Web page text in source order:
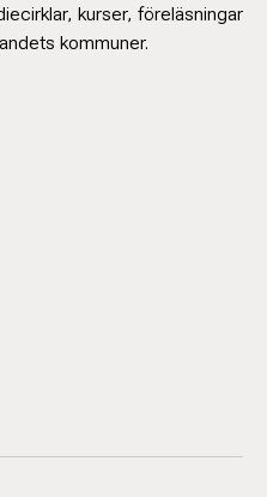
kurser, föreläsningar
kommuner.